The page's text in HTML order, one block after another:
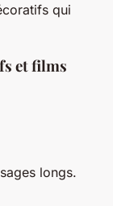
qui
et films
longs.